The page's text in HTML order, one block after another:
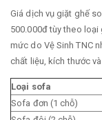
Giá dịch vụ giặt ghế
500.000đ tùy theo
mức do Vệ Sinh TNC
chất liệu, kích thước
Loại sofa
Sofa đơn (1 chỗ)